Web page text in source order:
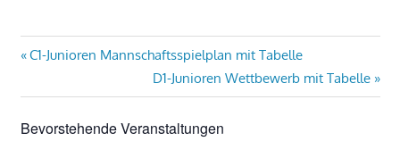
Beitragsnavigation
Vorheriger
C1-Junioren Mannschaftsspielplan mit Tabelle
Nächster
Beitrag:
D1-Junioren Wettbewerb mit Tabelle
Bevorstehende Veranstaltungen